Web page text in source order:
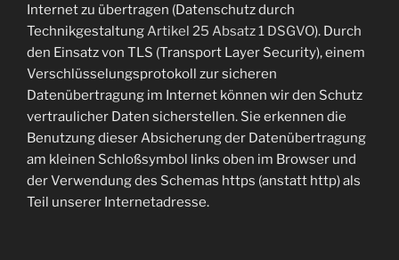
Internet zu übertragen (Datenschutz durch
TechnikgestaltungArtikel 25 Absatz 1 DSGVO). Durch
den Einsatz von TLS (Transport Layer Security), einem
Verschlüsselungsprotokoll zur sicheren
Datenübertragung im Internet können wir den Schutz
vertraulicher Daten sicherstellen. Sie erkennen die
Benutzung dieser Absicherung der Datenübertragung
am kleinen Schloßsymbol links oben im Browser und
der Verwendung des Schemas https (anstatt http) als
Teil unserer Internetadresse.